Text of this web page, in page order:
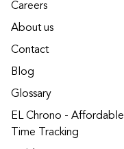
Careers
About us
Contact
Blog
Glossary
EL Chrono - Affordable
Time Tracking